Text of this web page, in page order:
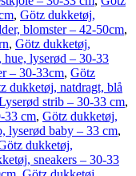
, Götz dukketøj,
blomster – 42-50cm,
, Götz dukketøj,
lyserød – 30-33
– 30-33cm, Götz
dukketøj, natdragt, blå
strib – 30-33 cm,
33 cm, Götz dukketøj,
lyserød baby – 33 cm,
dukketøj,
sneakers – 30-33